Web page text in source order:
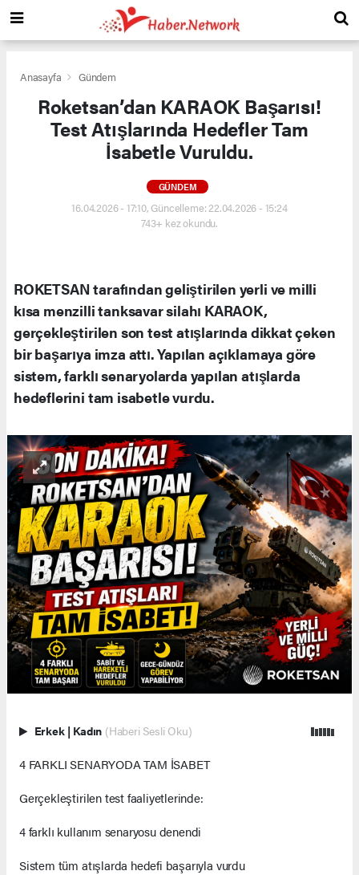
Anasayfa Gündem
Roketsan’dan KARAOK Başarısı!
Test Atışlarında Hedefler Tam
İsabetle Vuruldu.
GÜNDEM
16.04.2026 - 17:10, Güncelleme: 22.04.2026 - 15:24
743+ kez okundu.
ROKETSAN tarafından geliştirilen yerli ve milli
kısa menzilli tanksavar silahı KARAOK,
gerçekleştirilen son test atışlarında dikkat çeken
bir başarıya imza attı. Yapılan açıklamaya göre
sistem, farklı senaryolarda yapılan atışlarda
hedeflerini tam isabetle vurdu.
Erkek | Kadın (Haberi Sesli Oku)
4 FARKLI SENARYODA TAM İSABET
Gerçekleştirilen test faaliyetlerinde:
4 farklı kullanım senaryosu denendi
Sistem tüm atışlarda hedefi başarıyla vurdu